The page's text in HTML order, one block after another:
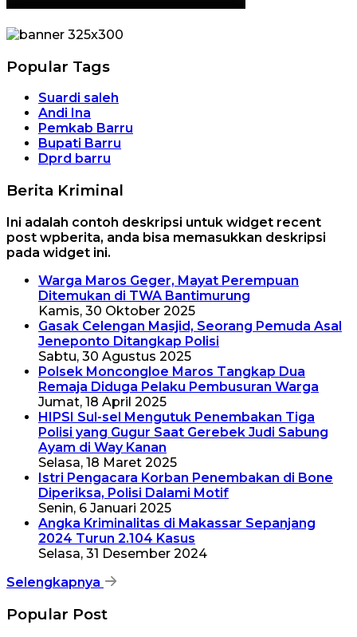
Popular Tags
Suardi saleh
Andi Ina
Pemkab Barru
Bupati Barru
Dprd barru
Berita Kriminal
Ini adalah contoh deskripsi untuk widget recent
post wpberita, anda bisa memasukkan deskripsi
pada widget ini.
Warga Maros Geger, Mayat Perempuan
Ditemukan di TWA Bantimurung
Kamis, 30 Oktober 2025
Gasak Celengan Masjid, Seorang Pemuda Asal
Jeneponto Ditangkap Polisi
Sabtu, 30 Agustus 2025
Polsek Moncongloe Maros Tangkap Dua
Remaja Diduga Pelaku Pembusuran Warga
Jumat, 18 April 2025
HIPSI Sul-sel Mengutuk Penembakan Tiga
Polisi yang Gugur Saat Gerebek Judi Sabung
Ayam di Way Kanan
Selasa, 18 Maret 2025
Istri Pengacara Korban Penembakan di Bone
Diperiksa, Polisi Dalami Motif
Senin, 6 Januari 2025
Angka Kriminalitas di Makassar Sepanjang
2024 Turun 2.104 Kasus
Selasa, 31 Desember 2024
Selengkapnya
Popular Post